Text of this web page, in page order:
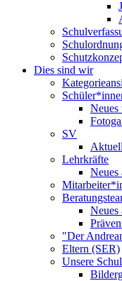
Dies sind wir
SV
Lehrkräfte
Neues
Neues
"Der
Eltern (SER)
Unsere